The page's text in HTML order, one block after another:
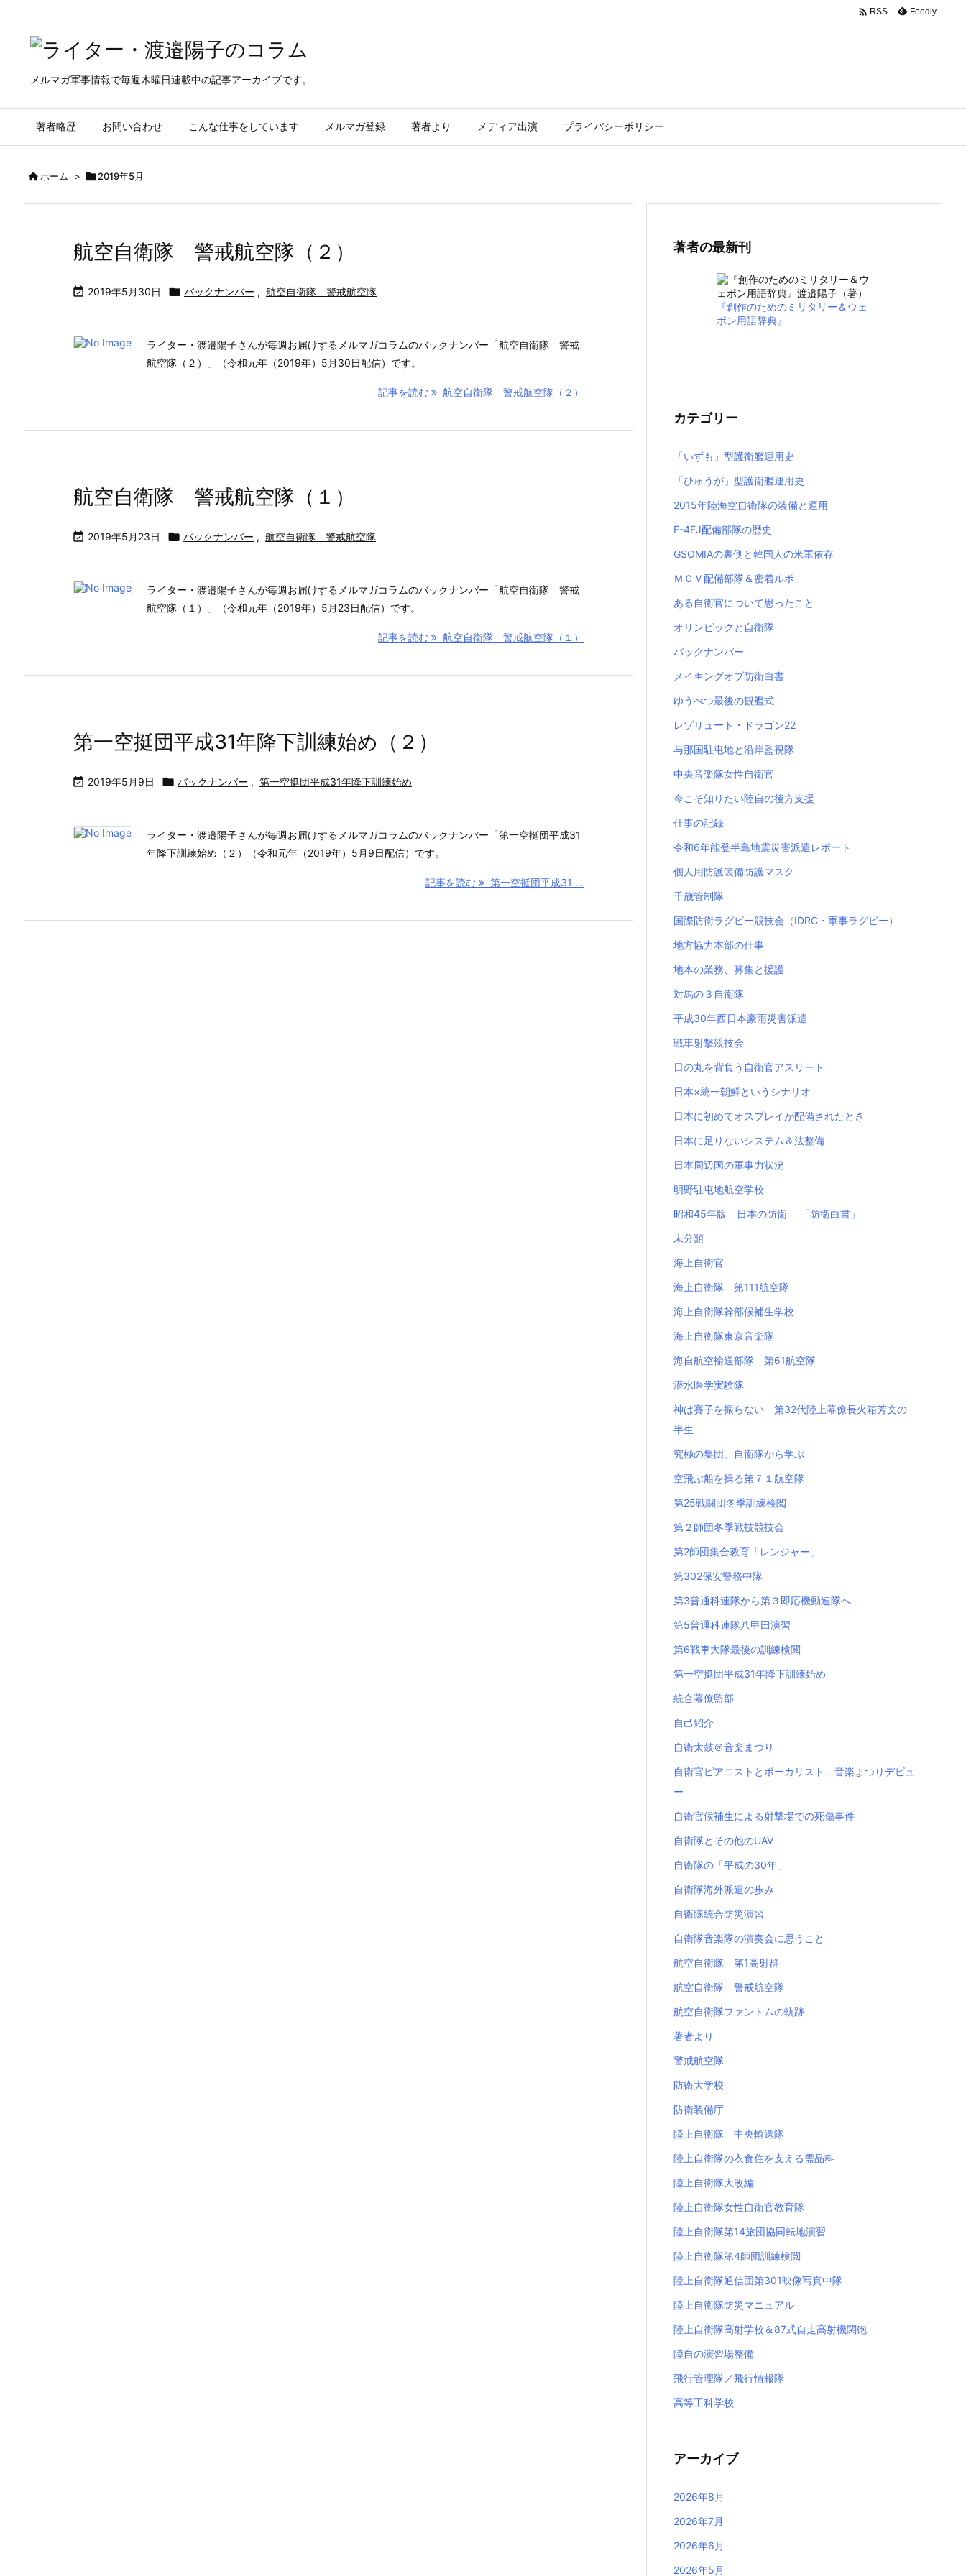
メルマガ軍事情報で毎週木曜日連載中の記事アーカイブです。
著者略歴 お問い合わせ こんな仕事をしています メルマガ登録 著者より メディア出演 プライバシーポリシー
 RSS Feedly
ホーム > 2019年5月
航空自衛隊 警戒航空隊（２）
 2019年5月30日  バックナンバー , 航空自衛隊 警戒航空隊
ライター・渡邉陽子さんが毎週お届けするメルマガコラムのバックナンバー「航空自衛隊 警戒
航空隊（２）」（令和元年（2019年）5月30日配信）です。
記事を読む 航空自衛隊 警戒航空隊（２）
航空自衛隊 警戒航空隊（１）
 2019年5月23日  バックナンバー , 航空自衛隊 警戒航空隊
ライター・渡邉陽子さんが毎週お届けするメルマガコラムのバックナンバー「航空自衛隊 警戒
航空隊（１）」（令和元年（2019年）5月23日配信）です。
記事を読む 航空自衛隊 警戒航空隊（１）
第一空挺団平成31年降下訓練始め（２）
 2019年5月9日  バックナンバー , 第一空挺団平成31年降下訓練始め
ライター・渡邉陽子さんが毎週お届けするメルマガコラムのバックナンバー「第一空挺団平成31
年降下訓練始め（２）（令和元年（2019年）5月9日配信）です。
記事を読む 第一空挺団平成31 ...
著者の最新刊
『創作のためのミリタリー＆ウェ
ポン用語辞典』
カテゴリー
「いずも」型護衛艦運用史
「ひゅうが」型護衛艦運用史
2015年陸海空自衛隊の装備と運用
F-4EJ配備部隊の歴史
GSOMIAの裏側と韓国人の米軍依存
ＭＣＶ配備部隊＆密着ルポ
ある自衛官について思ったこと
オリンピックと自衛隊
バックナンバー
メイキングオブ防衛白書
ゆうべつ最後の観艦式
レゾリュート・ドラゴン22
与那国駐屯地と沿岸監視隊
中央音楽隊女性自衛官
今こそ知りたい陸自の後方支援
仕事の記録
令和6年能登半島地震災害派遣レポート
個人用防護装備防護マスク
千歳管制隊
国際防衛ラグビー競技会（IDRC・軍事ラグビー）
地方協力本部の仕事
地本の業務、募集と援護
対馬の３自衛隊
平成30年西日本豪雨災害派遣
戦車射撃競技会
日の丸を背負う自衛官アスリート
日本×統一朝鮮というシナリオ
日本に初めてオスプレイが配備されたとき
日本に足りないシステム＆法整備
日本周辺国の軍事力状況
明野駐屯地航空学校
昭和45年版 日本の防衛 「防衛白書」
未分類
海上自衛官
海上自衛隊 第111航空隊
海上自衛隊幹部候補生学校
海上自衛隊東京音楽隊
海自航空輸送部隊 第61航空隊
潜水医学実験隊
神は賽子を振らない 第32代陸上幕僚長火箱芳文の
半生
究極の集団、自衛隊から学ぶ
空飛ぶ船を操る第７１航空隊
第25戦闘団冬季訓練検閲
第２師団冬季戦技競技会
第2師団集合教育「レンジャー」
第302保安警務中隊
第3普通科連隊から第３即応機動連隊へ
第5普通科連隊八甲田演習
第6戦車大隊最後の訓練検閲
第一空挺団平成31年降下訓練始め
統合幕僚監部
自己紹介
自衛太鼓＠音楽まつり
自衛官ピアニストとボーカリスト、音楽まつりデビュ
ー
自衛官候補生による射撃場での死傷事件
自衛隊とその他のUAV
自衛隊の「平成の30年」
自衛隊海外派遣の歩み
自衛隊統合防災演習
自衛隊音楽隊の演奏会に思うこと
航空自衛隊 第1高射群
航空自衛隊 警戒航空隊
航空自衛隊ファントムの軌跡
著者より
警戒航空隊
防衛大学校
防衛装備庁
陸上自衛隊 中央輸送隊
陸上自衛隊の衣食住を支える需品科
陸上自衛隊大改編
陸上自衛隊女性自衛官教育隊
陸上自衛隊第14旅団協同転地演習
陸上自衛隊第4師団訓練検閲
陸上自衛隊通信団第301映像写真中隊
陸上自衛隊防災マニュアル
陸上自衛隊高射学校＆87式自走高射機関砲
陸自の演習場整備
飛行管理隊／飛行情報隊
高等工科学校
アーカイブ
2026年8月
2026年7月
2026年6月
2026年5月